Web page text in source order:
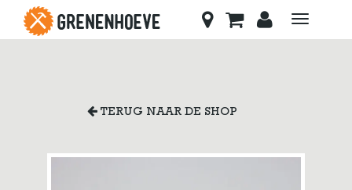
Toggle
TERUG NAAR DE SHOP